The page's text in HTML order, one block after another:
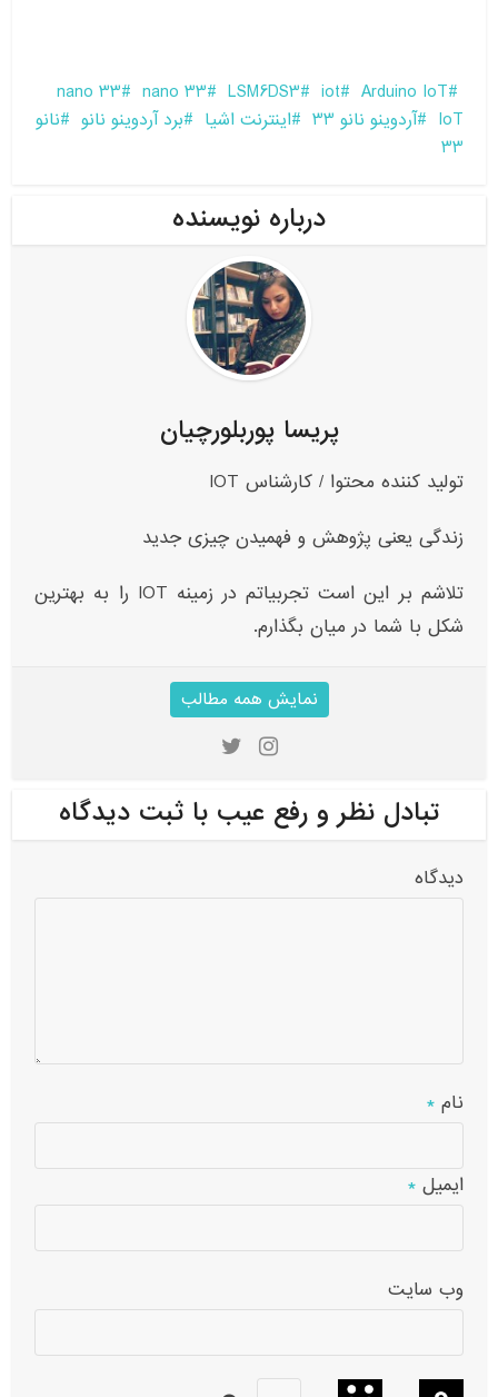
Arduino IoT
iot
LSM6DS3
nano 33
nano 33
IoT
آردوینو نانو 33 اینترنت اشیا برد آردوینو نانو
نانو
33
درباره نویسنده
پریسا پوربلورچیان
تولید کننده محتوا / کارشناس IOT
زندگی یعنی پژوهش و فهمیدن چیزی جدید
تلاشم بر این است تجربیاتم در زمینه IOT‌ را به بهترین
شکل با شما در میان بگذارم.
نمایش همه مطالب
تبادل نظر و رفع عیب با ثبت دیدگاه
دیدگاه
نام*
ایمیل*
وب‌ سایت